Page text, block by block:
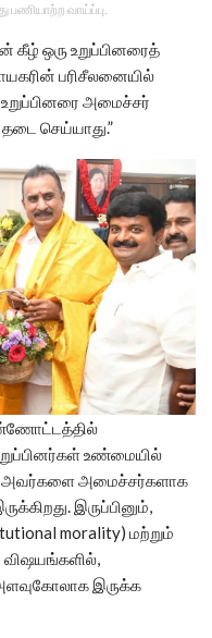
வாய்ப்பு.
ஒரு உறுப்பினரைத்
பரிசீலனையில்
அமைச்சர்
தடை செய்யாது.”
உண்மையில்
அவர்களை அமைச்சர்களாக
இருப்பினும்,
morality) மற்றும்
விஷயங்களில்,
இருக்க